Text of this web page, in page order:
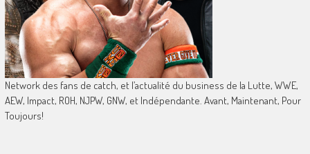
Network des fans de catch, et l’actualité du business de la Lutte, WWE,
AEW, Impact, ROH, NJPW, GNW, et Indépendante. Avant, Maintenant, Pour
Toujours!